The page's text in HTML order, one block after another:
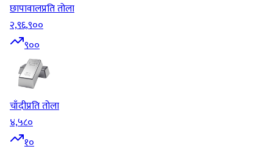
छापावालप्रति तोला
२,९६,९००
९००
चाँदीप्रति तोला
४,५८०
१०